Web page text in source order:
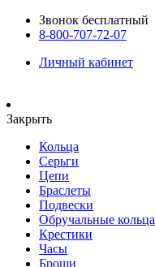
Звонок бесплатный
8-800-707-72-07
Личный кабинет
Закрыть
Кольца
Серьги
Цепи
Браслеты
Подвески
Обручальные кольца
Крестики
Часы
Броши